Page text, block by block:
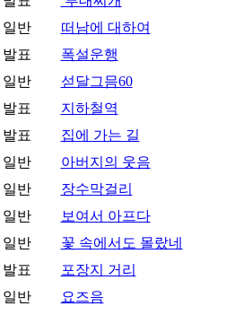
일반
떠남에 대하여
발표
폭설운행
일반
섣달그믐60
발표
지하철역
발표
집에 가는 길
일반
아버지의 웃음
일반
장수막걸리
일반
보여서 아프다
일반
꽃 속에서도 몰랐네
발표
포장지 거리
일반
요즈음